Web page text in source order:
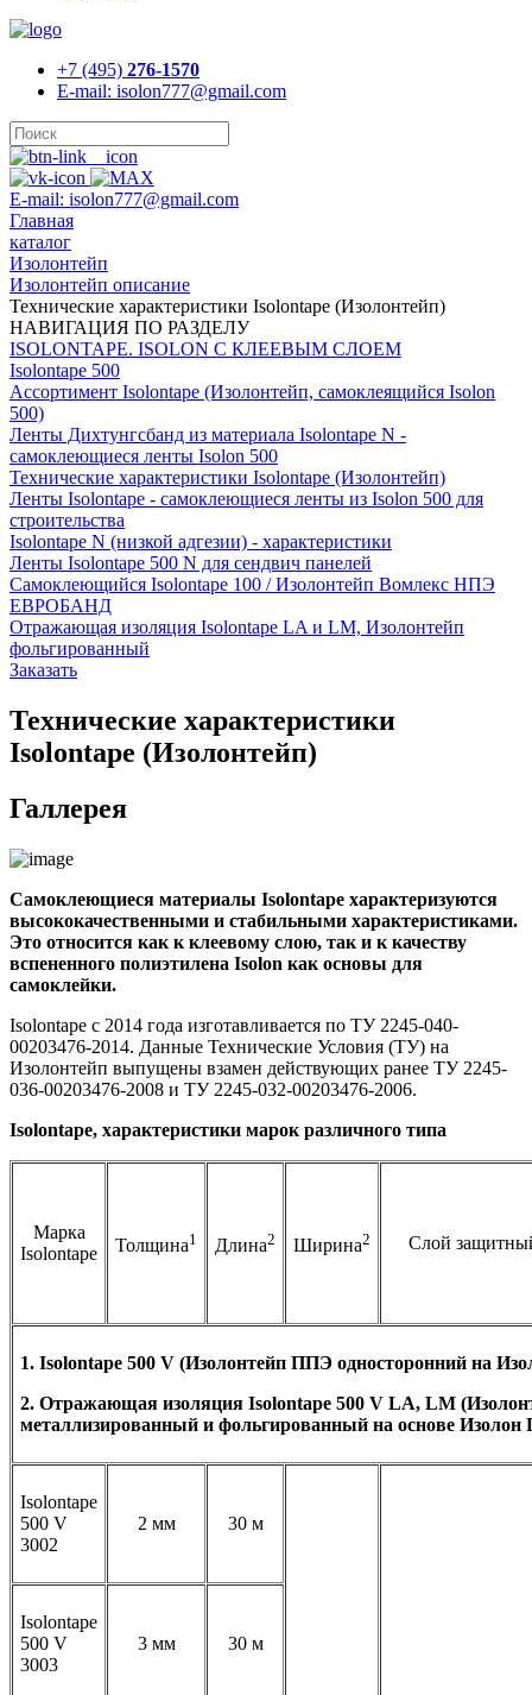
+7 (495) 276-1570
E-mail: isolon777@gmail.com
E-mail: isolon777@gmail.com
Главная
каталог
Изолонтейп
Изолонтейп описание
Технические характеристики Isolontape (Изолонтейп)
НАВИГАЦИЯ ПО РАЗДЕЛУ
ISOLONTAPE. ISOLON С КЛЕЕВЫМ СЛОЕМ
Isolontape 500
Ассортимент Isolontape (Изолонтейп, самоклеящийся Isolon
500)
Ленты Дихтунгсбанд из материала Isolontape N -
самоклеющиеся ленты Isolon 500
Технические характеристики Isolontape (Изолонтейп)
Ленты Isolontape - самоклеющиеся ленты из Isolon 500 для
строительства
Isolontape N (низкой адгезии) - характеристики
Ленты Isolontape 500 N для сендвич панелей
Самоклеющийся Isolontape 100 / Изолонтейп Вомлекс НПЭ
ЕВРОБАНД
Отражающая изоляция Isolontape LA и LM, Изолонтейп
фольгированный
Заказать
Технические характеристики
Isolontape (Изолонтейп)
Галлерея
Самоклеющиеся материалы Isolontape характеризуются
высококачественными и стабильными характеристиками.
Это относится как к клеевому слою, так и к качеству
вспененного полиэтилена Isolon как основы для
самоклейки.
Isolontape с 2014 года изготавливается по ТУ 2245-040-
00203476-2014. Данные Технические Условия (ТУ) на
Изолонтейп выпущены взамен действующих ранее ТУ 2245-
036-00203476-2008 и ТУ 2245-032-00203476-2006.
Isolontape, характеристики марок различного типа
Марка
Isolontape
Толщина1 Длина2 Ширина2 Слой
1. Isolontape 500 V (Изолонтейп ППЭ односторонний на
2. Отражающая изоляция Isolontape 500 V LA, LM
металлизированный и фольгированный на основе
Isolontape
500 V
3002
2 мм 30 м
Isolontape
500 V
3003
3 мм 30 м